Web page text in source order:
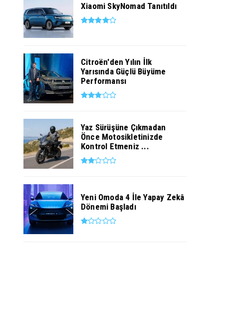
Xiaomi SkyNomad Tanıtıldı
Citroën'den Yılın İlk
Yarısında Güçlü Büyüme
Performansı
Yaz Sürüşüne Çıkmadan
Önce Motosikletinizde
Kontrol Etmeniz ...
Yeni Omoda 4 İle Yapay Zekâ
Dönemi Başladı